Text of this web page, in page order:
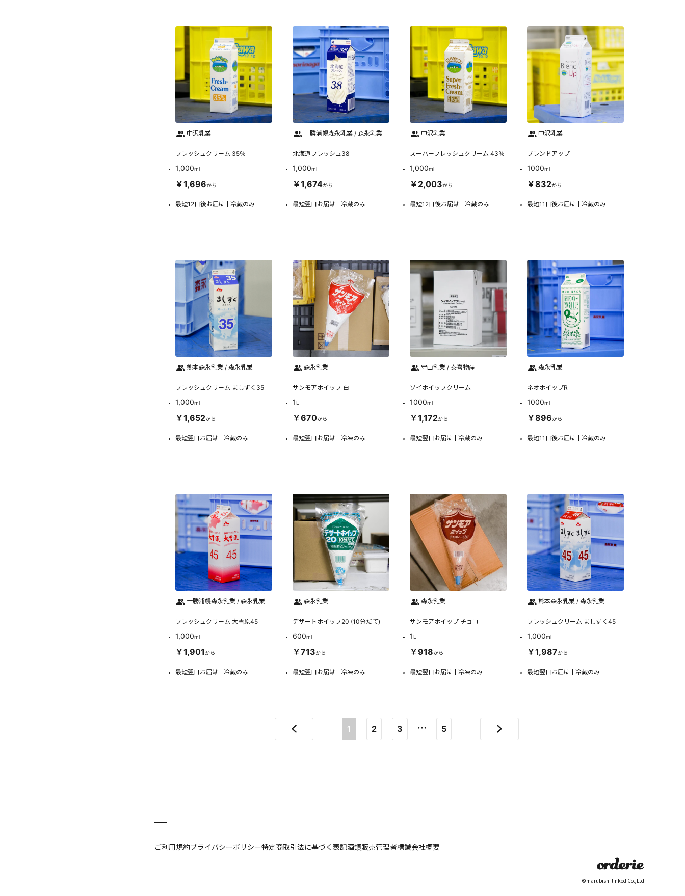
中沢乳業
フレッシュクリーム 35％
1,000ml
￥1,696から
最短12日後お届け 冷蔵のみ
十勝浦幌森永乳業 / 森永乳業
北海道フレッシュ38
1,000ml
￥1,674から
最短翌日お届け 冷蔵のみ
中沢乳業
スーパーフレッシュクリーム 43％
1,000ml
￥2,003から
最短12日後お届け 冷蔵のみ
中沢乳業
ブレンドアップ
1000ml
￥832から
最短11日後お届け 冷蔵のみ
熊本森永乳業 / 森永乳業
フレッシュクリーム ましずく35
1,000ml
￥1,652から
最短翌日お届け 冷蔵のみ
森永乳業
サンモアホイップ 白
1L
￥670から
最短翌日お届け 冷凍のみ
守山乳業 / 泰喜物産
ソイホイップクリーム
1000ml
￥1,172から
最短翌日お届け 冷蔵のみ
森永乳業
ネオホイップR
1000ml
￥896から
最短11日後お届け 冷蔵のみ
十勝浦幌森永乳業 / 森永乳業
フレッシュクリーム 大雪原45
1,000ml
￥1,901から
最短翌日お届け 冷蔵のみ
森永乳業
デザートホイップ20 (10分だて)
600ml
￥713から
最短翌日お届け 冷凍のみ
森永乳業
サンモアホイップ チョコ
1L
￥918から
最短翌日お届け 冷凍のみ
熊本森永乳業 / 森永乳業
フレッシュクリーム ましずく45
1,000ml
￥1,987から
最短翌日お届け 冷蔵のみ
1 2 3 5
ご利用規約プライバシーポリシー特定商取引法に基づく表記酒類販売管理者標識会社概要
©marubishi linked Co.,Ltd